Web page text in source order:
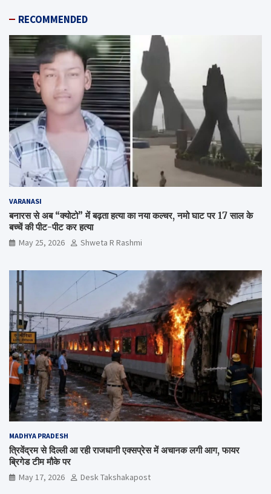
RECOMMENDED
VARANASI
बनारस से अब “क्योटो” में बढ़ता हत्या का नया कल्चर, नमो घाट पर 17 साल के
बच्चें की पीट-पीट कर हत्या
May 25, 2026 Shweta R Rashmi
MADHYA PRADESH
त्रिवेंद्रम से दिल्ली आ रही राजधानी एक्सप्रेस में अचानक लगी आग, फायर
ब्रिगेड टीम मौके पर
May 17, 2026 Desk Takshakapost